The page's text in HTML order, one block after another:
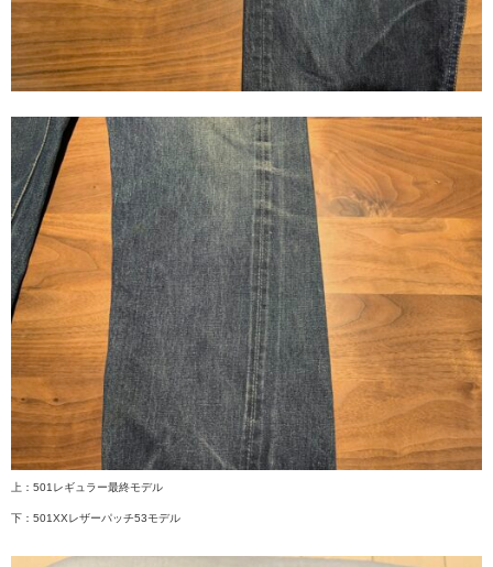
上：501レギュラー最終モデル
下：501XXレザーパッチ53モデル